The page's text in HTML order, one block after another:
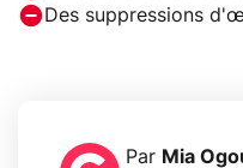
Des suppressions
Par Mia